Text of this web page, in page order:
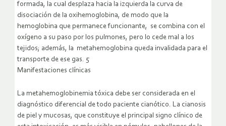
formada, la cual desplaza hacia la izquierda la curva de
disociación de la oxihemoglobina, de modo que la
hemoglobina que permanece funcionante, se combina con el
oxígeno a su paso por los pulmones, pero lo cede mal a los
tejidos; además, la metahemoglobina queda invalidada para el
transporte de ese gas. 5
Manifestaciones clínicas
La metahemoglobinemia tóxica debe ser considerada en el
diagnóstico diferencial de todo paciente cianótico. La cianosis
de piel y mucosas, que constituye el principal signo clínico de